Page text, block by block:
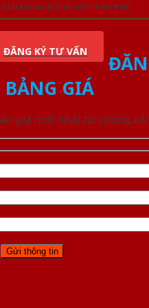
tài khoản thành viên thân thiết
ĐĂNG KÝ TƯ VẤN
GIÁ
giá mới nhất từ chúng tôi